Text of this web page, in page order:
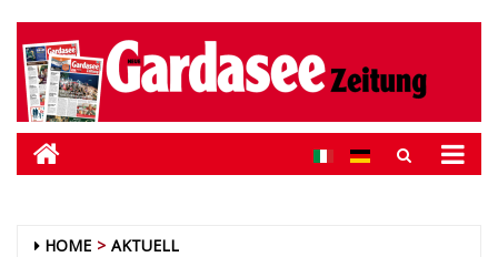
HOME AKTUELL